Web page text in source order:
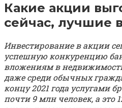
Какие акции
сейчас, лучшие
Инвестирование в акции
успешную конкуренцию
вложениям в
даже среди обычных
концу 2021 года услугами
почти 9 млн человек, а это